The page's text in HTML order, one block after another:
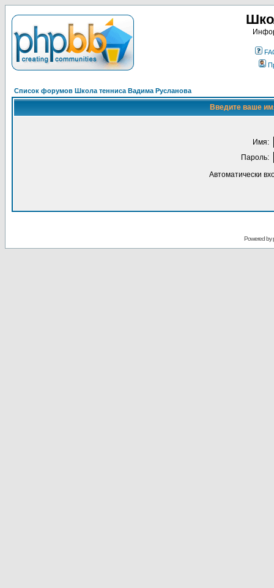
Список форумов Школа тенниса Вадима Русланова
Введите ваше
Имя:
Пароль:
Автоматически
Powered by